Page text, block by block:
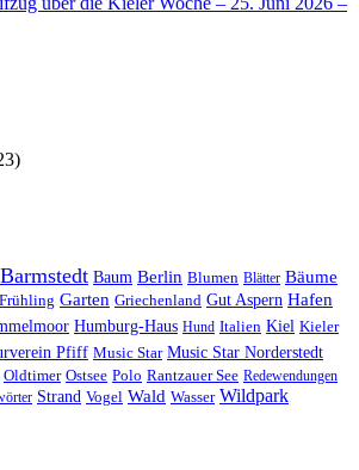
Barmstedt Baum Berlin Blumen Blätter Bäume
Frühling Garten Griechenland Gut Aspern Hafen
Humburg-Haus Hund Italien Kiel Kieler
Pfiff Music Star Music Star Norderstedt
Oldtimer Ostsee Polo Rantzauer See Redewendungen
Strand Vogel Wald Wasser Wildpark